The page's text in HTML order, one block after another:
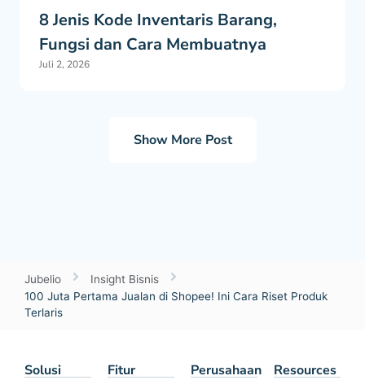
8 Jenis Kode Inventaris Barang,
Fungsi dan Cara Membuatnya
Juli 2, 2026
Show More Post
Jubelio
Insight Bisnis
100 Juta Pertama Jualan di Shopee! Ini Cara Riset Produk
Terlaris
Solusi Fitur Perusahaan Resources